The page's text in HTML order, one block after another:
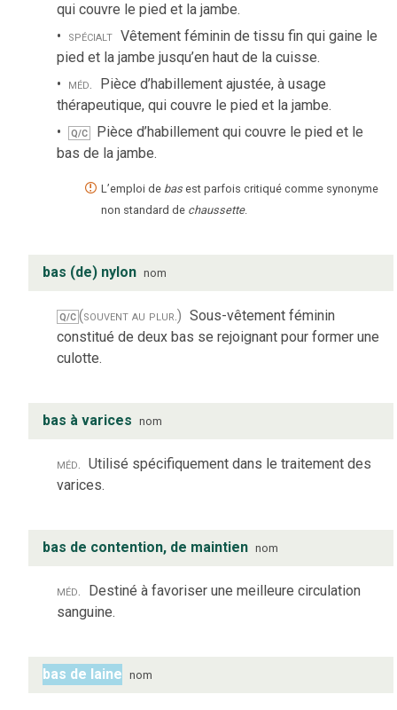
qui couvre le pied et la jambe.
spécialt Vêtement féminin de tissu fin qui gaine le
pied et la jambe jusqu’en haut de la cuisse.
méd. Pièce d’habillement ajustée, à usage
thérapeutique, qui couvre le pied et la jambe.
Q/C
Pièce d’habillement qui couvre le pied et le
bas de la jambe.
L’emploi de bas est parfois critiqué comme synonyme
non standard de chaussette.
bas (de) nylon nom
Q/C (souvent au plur.) Sous-vêtement féminin
constitué de deux bas se rejoignant pour former une
culotte.
bas à varices nom
méd. Utilisé spécifiquement dans le traitement des
varices.
bas de contention, de maintien nom
méd. Destiné à favoriser une meilleure circulation
sanguine.
bas de laine nom